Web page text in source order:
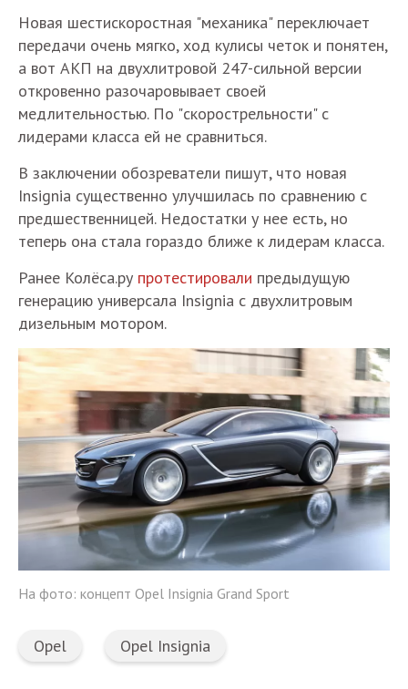
Новая шестискоростная "механика" переключает
передачи очень мягко, ход кулисы четок и понятен,
а вот АКП на двухлитровой 247-сильной версии
откровенно разочаровывает своей
медлительностью. По "скорострельности" с
лидерами класса ей не сравниться.
В заключении обозреватели пишут, что новая
Insignia существенно улучшилась по сравнению с
предшественницей. Недостатки у нее есть, но
теперь она стала гораздо ближе к лидерам класса.
Ранее Колёса.ру протестировали предыдущую
генерацию универсала Insignia с двухлитровым
дизельным мотором.
На фото: концепт Opel Insignia Grand Sport
Opel Opel Insignia